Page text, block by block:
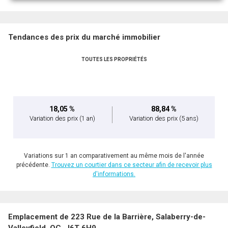
Tendances des prix du marché immobilier
TOUTES LES PROPRIÉTÉS
18,05 %
Variation des prix (1 an)
88,84 %
Variation des prix (5 ans)
Variations sur 1 an comparativement au même mois de l'année
précédente. Trouvez un courtier dans ce secteur afin de recevoir plus
d'informations.
Emplacement de 223 Rue de la Barrière, Salaberry-de-